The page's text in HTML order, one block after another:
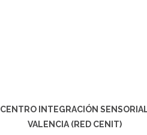
CENTRO INTEGRACIÓN
VALENCIA (RED CENIT)